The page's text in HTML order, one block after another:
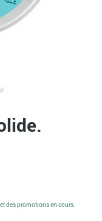
des promotions en cours.